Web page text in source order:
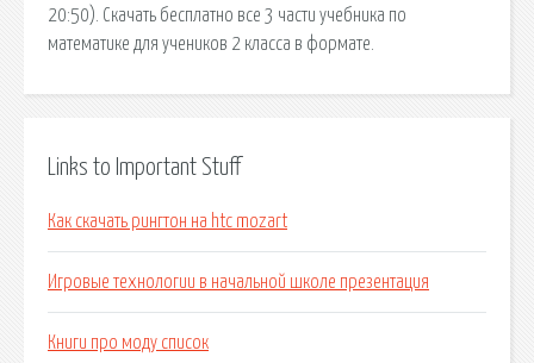
20:50). Скачать бесплатно все 3 части учебника по
математике для учеников 2 класса в формате.
Links to Important Stuff
Как скачать рингтон на htc mozart
Игровые технологии в начальной школе презентация
Книги про моду список